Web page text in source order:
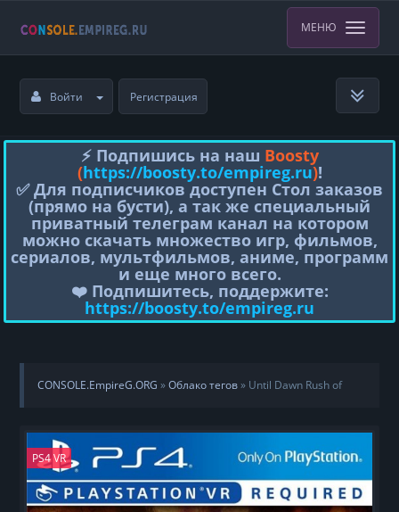
МЕНЮ
Войти Регистрация
⚡️ Подпишись на наш Boosty
(https://boosty.to/empireg.ru)!
✅ Для подписчиков доступен Стол заказов
(прямо на бусти), а так же специальный
приватный телеграм канал на котором
можно скачать множество игр, фильмов,
сериалов, мультфильмов, аниме, программ
и еще много всего.
❤️ Подпишитесь, поддержите:
https://boosty.to/empireg.ru
CONSOLE.EmpireG.ORG »Облако тегов» Until Dawn Rush of
Blood
PS4 VR